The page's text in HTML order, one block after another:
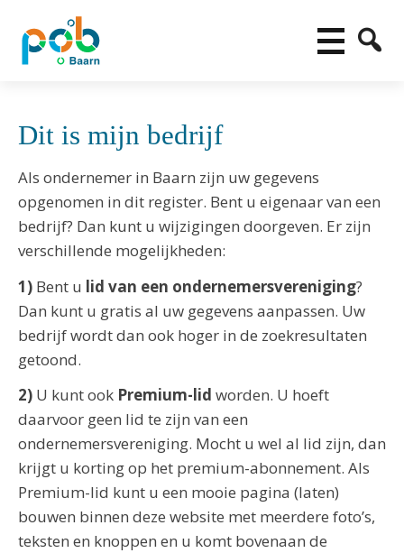
Dit is mijn bedrijf
Als ondernemer in Baarn zijn uw gegevens
opgenomen in dit register. Bent u eigenaar van een
bedrijf? Dan kunt u wijzigingen doorgeven. Er zijn
verschillende mogelijkheden:
1) Bent u lid van een ondernemersvereniging?
Dan kunt u gratis al uw gegevens aanpassen. Uw
bedrijf wordt dan ook hoger in de zoekresultaten
getoond.
2) U kunt ook Premium-lid worden. U hoeft
daarvoor geen lid te zijn van een
ondernemersvereniging. Mocht u wel al lid zijn, dan
krijgt u korting op het premium-abonnement. Als
Premium-lid kunt u een mooie pagina (laten)
bouwen binnen deze website met meerdere foto’s,
teksten en knoppen en u komt bovenaan de